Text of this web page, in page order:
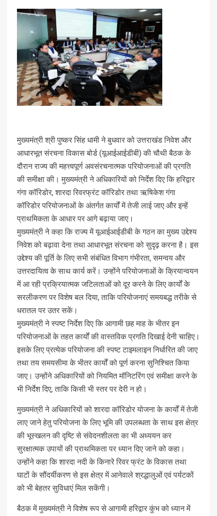
मुख्यमंत्री श्री पुष्कर सिंह धामी ने बुधवार को उत्तराखंड निवेश और
आधारभूत संरचना विकास बोर्ड (यूआईआईडीबी) की चौथी बैठक के
दौरान राज्य की महत्त्वपूर्ण अवसंरचनात्मक परियोजनाओं की प्रगति
की समीक्षा की। मुख्यमंत्री ने अधिकारियों को निर्देश दिए कि हरिद्वार
गंगा कॉरिडोर, शारदा रिवरफ्रंट कॉरिडोर तथा ऋषिकेश गंगा
कॉरिडोर परियोजनाओं के अंतर्गत कार्यों में तेजी लाई जाए और इन्हें
प्राथमिकता के आधार पर आगे बढ़ाया जाए।
मुख्यमंत्री ने कहा कि राज्य में यूआईआईडीबी के गठन का मुख्य उद्देश्य
निवेश को बढ़ावा देना तथा आधारभूत संरचना को सुदृढ़ करना है। इस
उद्देश्य की पूर्ति के लिए सभी संबंधित विभाग गंभीरता, समन्वय और
उत्तरदायित्व के साथ कार्य करें। उन्होंने परियोजनाओं के क्रियान्वयन
में आ रही प्रक्रियात्मक जटिलताओं को दूर करने के लिए कार्यों के
सरलीकरण पर विशेष बल दिया, ताकि परियोजनाएं समयबद्ध तरीके से
धरातल पर उतर सकें।
मुख्यमंत्री ने स्पष्ट निर्देश दिए कि आगामी छह माह के भीतर इन
परियोजनाओं के तहत कार्यों की वास्तविक प्रगति दिखाई देनी चाहिए।
इसके लिए प्रत्येक परियोजना की स्पष्ट टाइमलाइन निर्धारित की जाए
तथा तय समयसीमा के भीतर कार्यों को पूर्ण करना सुनिश्चित किया
जाए। उन्होंने अधिकारियों को नियमित मॉनिटरिंग एवं समीक्षा करने के
भी निर्देश दिए, ताकि किसी भी स्तर पर देरी न हो।
मुख्यमंत्री ने अधिकारियों को शारदा कॉरिडोर योजना के कार्यों में तेजी
लाए जाने हेतु परियोजना के लिए भूमि की उपलब्धता के साथ इस क्षेत्र
की भूस्खलन की दृष्टि से संवेदनशीलता का भी अध्ययन कर
सुरक्षात्मक उपायों की प्राथमिकता पर ध्यान दिए जाने को कहा।
उन्होंने कहा कि शारदा नदी के किनारे रिवर फ्रंट के विकास तथा
घाटों के सौंदर्यीकरण से इस क्षेत्र में आनेवाले श्रद्धालुओं एवं पर्यटकों
को भी बेहतर सुविधाएं मिल सकेंगी।
बैठक में मुख्यमंत्री ने विशेष रूप से आगामी हरिद्वार कुंभ को ध्यान में